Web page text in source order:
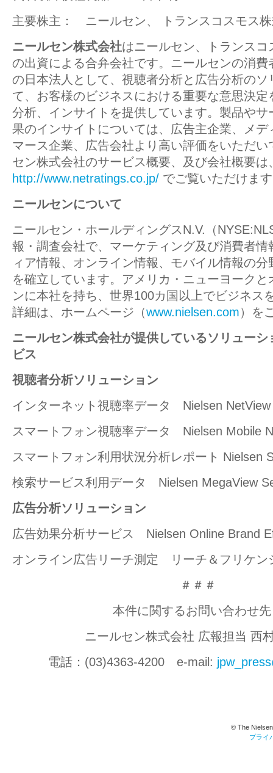
主要株主： ニールセン、 トランスコスモス
ニールセン株式会社はニールセン、トランス
の出資による合弁会社です。ニールセンの消費
の日本法人として、視聴者分析と広告分析のソ
て、お客様のビジネスにおける重要な意思決
分析、インサイトを提供しています。製品やサ
果のインサイトについては、広告主企業、メデ
マース企業、広告会社より高い評価をいただ
セン株式会社のサービス概要、及び会社概要は
http://www.netratings.co.jp/ でご覧いただけま
ニールセンについて
ニールセン・ホールディングスN.V.（
報・調査会社で、マーケティング及び消費者情
ィア情報、オンライン情報、モバイル情報の
を確立しています。アメリカ・ニューヨーク
ンに本社を持ち、世界100カ国以上でビジネス
詳細は、ホームページ（www.nielsen.com）を
ニールセン株式会社が提供しているソリュー
ビス
視聴者分析ソリューション
インターネット視聴率データ Nielsen NetView
スマートフォン視聴率データ Nielsen Mobile
スマートフォン利用状況分析レポート Nielsen
検索サービス利用データ Nielsen MegaView
広告分析ソリューション
広告効果分析サービス Nielsen Online Brand
オンライン広告リーチ測定 リーチ＆フリケ
＃＃＃
本件に関するお問い合わせ
ニールセン株式会社 広報担当 西
電話：(03)4363-4200 e-mail:
© The
プライ